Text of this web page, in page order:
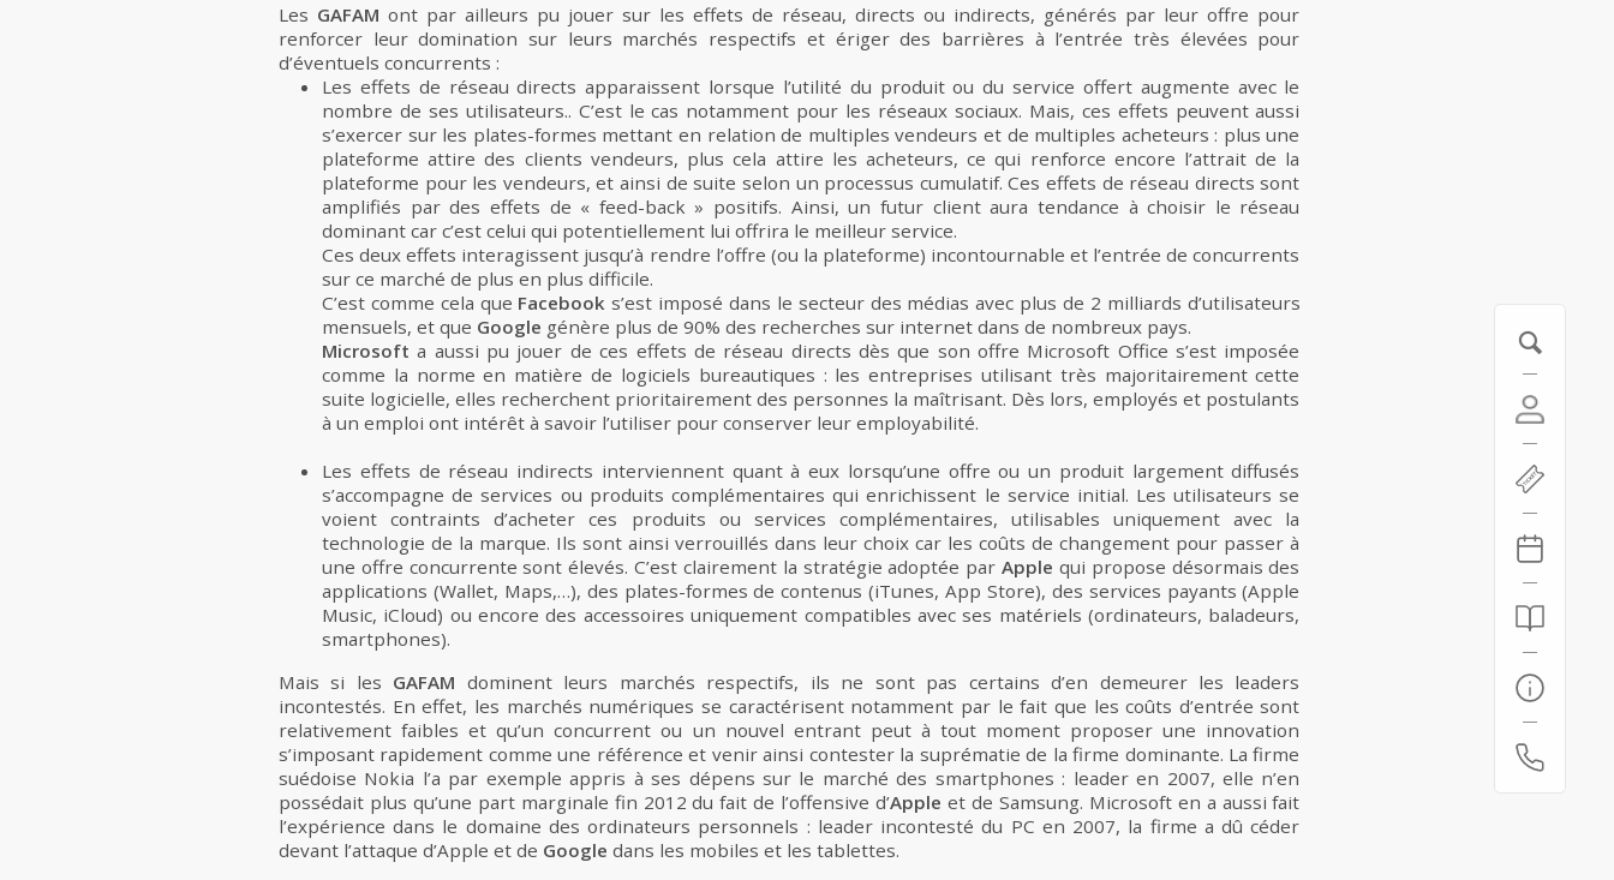
Les GAFAMont par ailleurs pu jouer sur les effets de réseau, directs ou indirects, générés par leur offre pour
renforcer leur domination sur leurs marchés respectifs et ériger des barrières à l’entrée très élevées pour
d’éventuels concurrents :
Les effets de réseau directs apparaissent lorsque l’utilité du produit ou du service offert augmente avec le
nombre de ses utilisateurs.. C’est le cas notamment pour les réseaux sociaux. Mais, ces effets peuvent aussi
s’exercer sur les plates-formes mettant en relation de multiples vendeurs et de multiples acheteurs : plus une
plateforme attire des clients vendeurs, plus cela attire les acheteurs, ce qui renforce encore l’attrait de la
plateforme pour les vendeurs, et ainsi de suite selon un processus cumulatif. Ces effets de réseau directs sont
amplifiés par des effets de « feed-back » positifs. Ainsi, un futur client aura tendance à choisir le réseau
dominant car c’est celui qui potentiellement lui offrira le meilleur service.
Ces deux effets interagissent jusqu’à rendre l’offre (ou la plateforme) incontournable et l’entrée de concurrents
sur ce marché de plus en plus difficile.
C’est comme cela que Facebooks’est imposé dans le secteur des médias avec plus de 2 milliards d’utilisateurs
mensuels, et que Google génère plus de 90% des recherches sur internet dans de nombreux pays.
Microsoft a aussi pu jouer de ces effets de réseau directs dès que son offre Microsoft Office s’est imposée
comme la norme en matière de logiciels bureautiques : les entreprises utilisant très majoritairement cette
suite logicielle, elles recherchent prioritairement des personnes la maîtrisant. Dès lors, employés et postulants
à un emploi ont intérêt à savoir l’utiliser pour conserver leur employabilité.
Les effets de réseau indirects interviennent quant à eux lorsqu’une offre ou un produit largement diffusés
s’accompagne de services ou produits complémentaires qui enrichissent le service initial. Les utilisateurs se
voient contraints d’acheter ces produits ou services complémentaires, utilisables uniquement avec la
technologie de la marque. Ils sont ainsi verrouillés dans leur choix car les coûts de changement pour passer à
une offre concurrente sont élevés. C’est clairement la stratégie adoptée parApple qui propose désormais des
applications (Wallet, Maps,…), des plates-formes de contenus (iTunes, App Store), des services payants (Apple
Music, iCloud) ou encore des accessoires uniquement compatibles avec ses matériels (ordinateurs, baladeurs,
smartphones).
Mais si les GAFAM dominent leurs marchés respectifs, ils ne sont pas certains d’en demeurer les leaders
incontestés. En effet, les marchés numériques se caractérisent notamment par le fait que les coûts d’entrée sont
relativement faibles et qu’un concurrent ou un nouvel entrant peut à tout moment proposer une innovation
s’imposant rapidement comme une référence et venir ainsi contester la suprématie de la firme dominante. La firme
suédoise Nokia l’a par exemple appris à ses dépens sur le marché des smartphones : leader en 2007, elle n’en
possédait plus qu’une part marginale fin 2012 du fait de l’offensive d’Apple et de Samsung. Microsoft en a aussi fait
l’expérience dans le domaine des ordinateurs personnels : leader incontesté du PC en 2007, la firme a dû céder
devant l’attaque d’Apple et de Google dans les mobiles et les tablettes.